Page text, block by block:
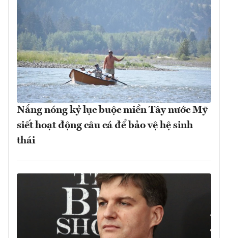
Nắng nóng kỷ lục buộc miền Tây nước Mỹ
siết hoạt động câu cá để bảo vệ hệ sinh
thái